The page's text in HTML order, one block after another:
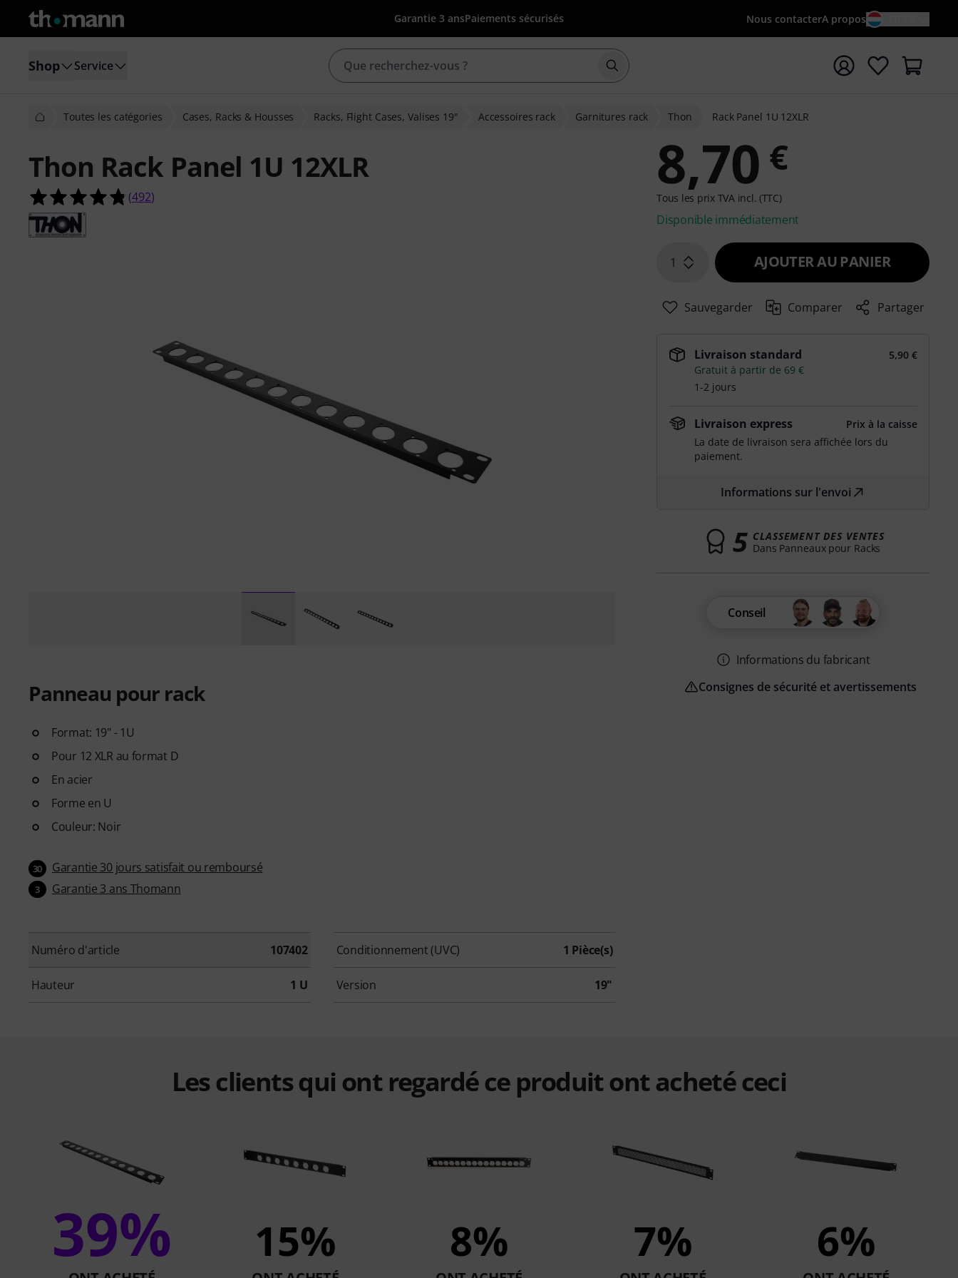
Garantie 3 ansPaiements sécurisés Nous contacterA propos
Shop Service Démarrer la recherche avec le terme de recherche
Toutes les catégories Cases, Racks & Housses Racks, Flight Cases, Valises 19" Accessoires rack Garnitures rack Thon Rack Panel 1U 12XLR
Thon Rack Panel 1U 12XLR
4.8 étoiles sur 5 d'après 492 évaluations clients
(492)
Panneau pour rack
Format: 19" - 1U
Pour 12 XLR au format D
En acier
Forme en U
Couleur: Noir
30 Garantie 30 jours satisfait ou remboursé
3 Garantie 3 ans Thomann
Numéro d'article 107402 Conditionnement (UVC) 1 Pièce(s)
Hauteur 1 U Version 19"
8,70 €
Tous les prix TVA incl. (TTC)
Disponible immédiatement
1 AJOUTER AU PANIER
Sauvegarder Comparer Partager
Livraison standard
5,90 €
Gratuit à partir de 69 €
1-2 jours
Livraison express
Prix à la caisse
La date de livraison sera affichée lors du
paiement.
Informations sur l'envoi
5 CLASSEMENT DES VENTES
Dans Panneaux pour Racks
Conseil
Informations du fabricant
Consignes de sécurité et avertissements
Les clients qui ont regardé ce produit ont acheté ceci
39% 15% 8% 7% 6%